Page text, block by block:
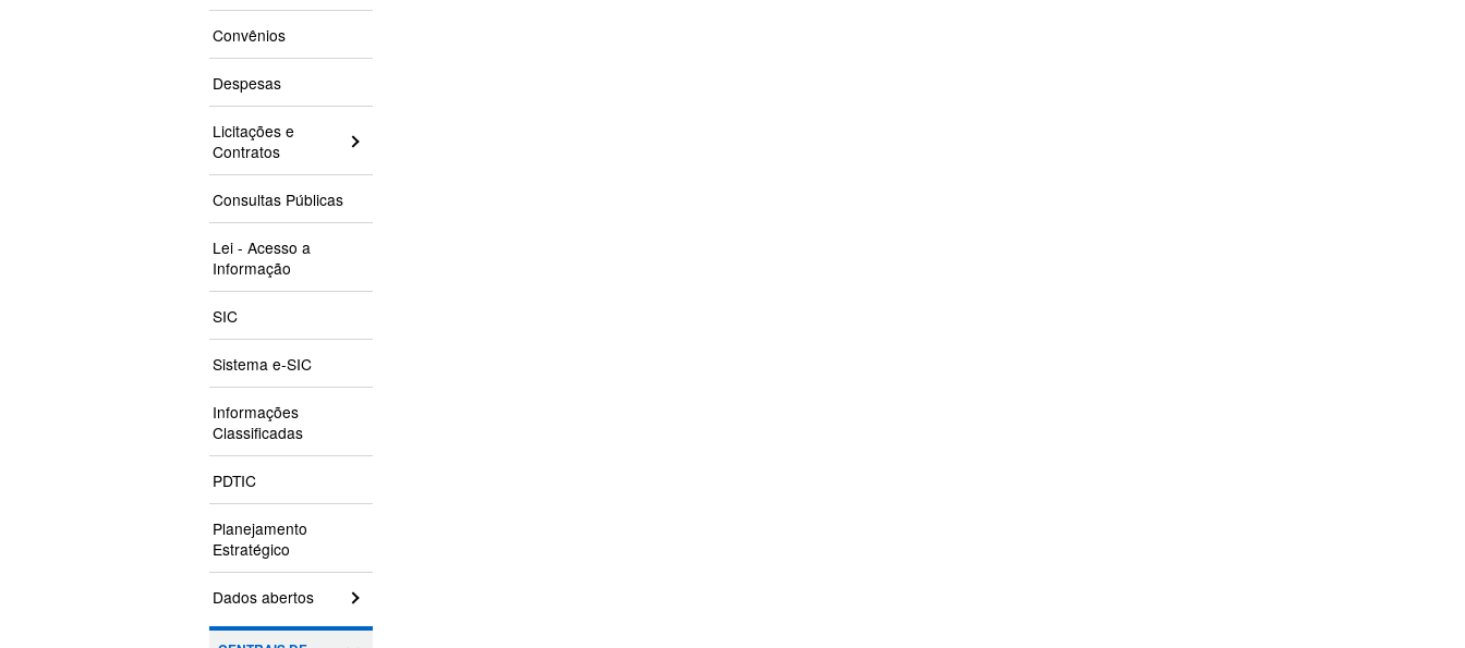
Convênios
Despesas
Licitações e
Contratos
Consultas Públicas
Lei - Acesso a
Informação
SIC
Sistema e-SIC
Informações
Classificadas
PDTIC
Planejamento
Estratégico
Dados abertos